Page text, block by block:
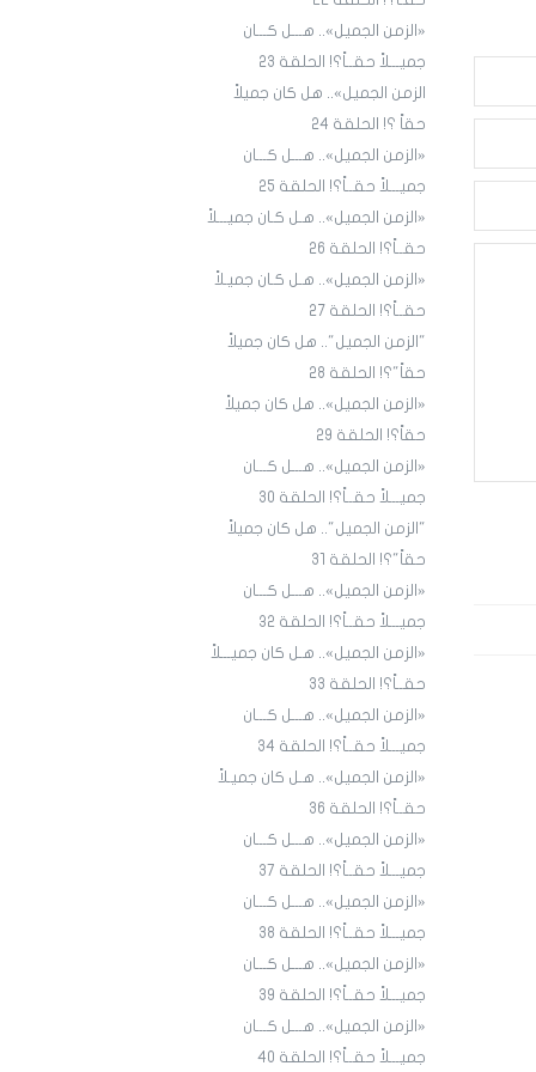
«الزمن الجميل».. هـــل كـــان
جميـــلاً حقــاً؟! الحلقة 23
الزمن الجميل».. هل كان جميلاً
حقاً ؟! الحلقة 24
«الزمن الجميل».. هـــل كـــان
جميـــلاً حقــاً؟! الحلقة 25
«الزمن الجميل».. هـل كـان جميـــلاً
حقــاً؟! الحلقة 26
«الزمن الجميل».. هـل كـان جميـلاً
حقــاً؟! الحلقة 27
"الزمن الجميل".. هل كان جميلاً
حقاً"؟! الحلقة 28
«الزمن الجميل».. هل كان جميلاً
حقاً؟! الحلقة 29
«الزمن الجميل».. هـــل كـــان
جميـــلاً حقــاً؟! الحلقة 30
"الزمن الجميل".. هل كان جميلاً
حقاً"؟! الحلقة 31
«الزمن الجميل».. هـــل كـــان
جميـــلاً حقــاً؟! الحلقة ٣٢
«الزمن الجميل».. هـل كان جميـــلاً
حقــاً؟! الحلقة 33
«الزمن الجميل».. هـــل كـــان
جميـــلاً حقــاً؟! الحلقة 34
«الزمن الجميل».. هـل كان جميـلاً
حقــاً؟! الحلقة 36
«الزمن الجميل».. هـــل كـــان
جميـــلاً حقــاً؟! الحلقة 3٧
«الزمن الجميل».. هـــل كـــان
جميـــلاً حقــاً؟! الحلقة 38
«الزمن الجميل».. هـــل كـــان
جميـــلاً حقــاً؟! الحلقة 39
«الزمن الجميل».. هـــل كـــان
جميـــلاً حقــاً؟! الحلقة 40